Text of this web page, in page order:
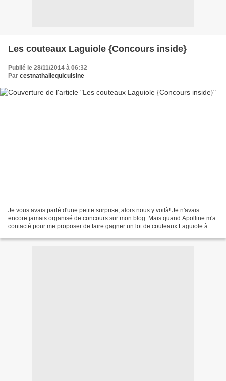
Les couteaux Laguiole {Concours inside}
Publié le 28/11/2014 à 06:32
Par cestnathaliequicuisine
Je vous avais parlé d'une petite surprise, alors nous y voilà! Je n'avais
encore jamais organisé de concours sur mon blog. Mais quand Apolline m'a
contacté pour me proposer de faire gagner un lot de couteaux Laguiole à